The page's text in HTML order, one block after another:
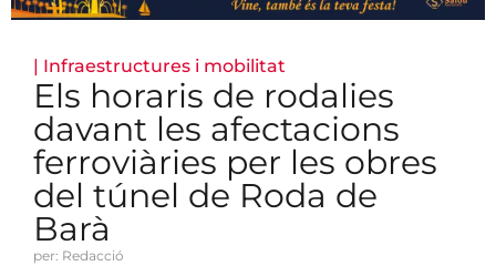
| Infraestructures i mobilitat
Els horaris de rodalies
davant les afectacions
ferroviàries per les obres
del túnel de Roda de
Barà
per: Redacció